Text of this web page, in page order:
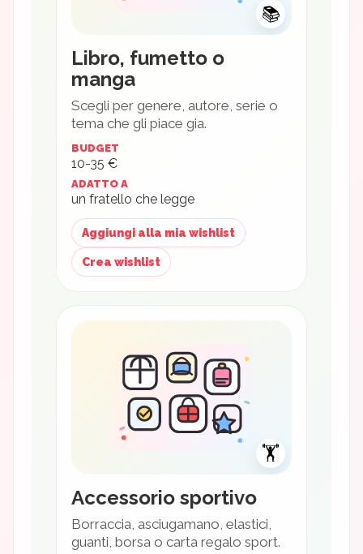
📚
Libro, fumetto o
manga
Scegli per genere, autore, serie o
tema che gli piace gia.
BUDGET
10-35 €
ADATTO A
un fratello che legge
Aggiungi alla mia wishlist
Crea wishlist
🏋️
Accessorio sportivo
Borraccia, asciugamano, elastici,
guanti, borsa o carta regalo sport.